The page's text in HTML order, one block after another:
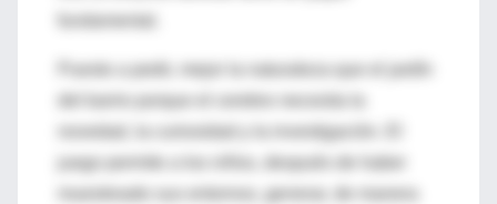
del barrio porque el cerebro necesita la
novedad, la curiosidad y la investigación. El
juego permite a los niños, después de haber
muestreado sus entornos, generar, de manera